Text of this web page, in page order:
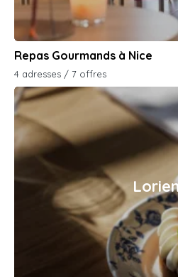
Repas Gourmands à Nice
4 adresses / 7 offres